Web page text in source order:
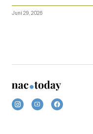
Juni 29, 2026